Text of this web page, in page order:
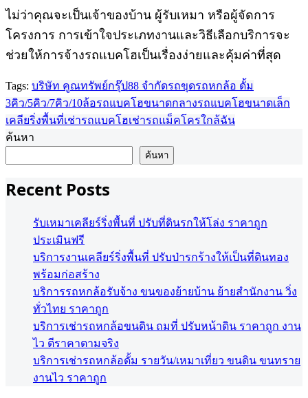
ไม่ว่าคุณจะเป็นเจ้าของบ้าน ผู้รับเหมา หรือผู้จัดการ
โครงการ การเข้าใจประเภทงานและวิธีเลือกบริการจะ
ช่วยให้การจ้างรถแบคโฮเป็นเรื่องง่ายและคุ้มค่าที่สุด
Tags: บริษัท คูณทรัพย์กรุ๊ป88 จำกัดรถขุดรถหกล้อ ดั้ม
3คิว/5คิว/7คิว/10ล้อรถแบคโฮขนาดกลางรถแบคโฮขนาดเล็ก
เคลียริ่งพื้นที่เช่ารถแบคโฮเช่ารถแม็คโครใกล้ฉัน
ค้นหา
ค้นหา
Recent Posts
รับเหมาเคลียร์ริ่งพื้นที่ ปรับที่ดินรกให้โล่ง ราคาถูก
ประเมินฟรี
บริการงานเคลียร์ริ่งพื้นที่ ปรับป่ารกร้างให้เป็นที่ดินทอง
พร้อมก่อสร้าง
บริการรถหกล้อรับจ้าง ขนของย้ายบ้าน ย้ายสำนักงาน วิ่ง
ทั่วไทย ราคาถูก
บริการเช่ารถหกล้อขนดิน ถมที่ ปรับหน้าดิน ราคาถูก งาน
ไว ตีราคาตามจริง
บริการเช่ารถหกล้อดั้ม รายวัน/เหมาเที่ยว ขนดิน ขนทราย
งานไว ราคาถูก